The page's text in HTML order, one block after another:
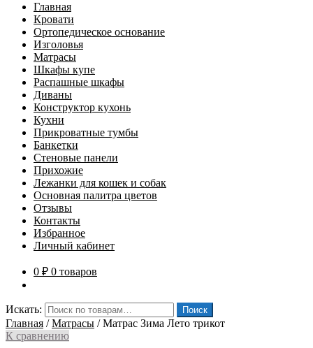
Главная
Кровати
Ортопедическое основание
Изголовья
Матрасы
Шкафы купе
Распашные шкафы
Диваны
Конструктор кухонь
Кухни
Прикроватные тумбы
Банкетки
Стеновые панели
Прихожие
Лежанки для кошек и собак
Основная палитра цветов
Отзывы
Контакты
Избранное
Личный кабинет
0 ₽ 0 товаров
Искать: Поиск
Главная /Матрасы /Матрас Зима Лето трикот
К сравнению